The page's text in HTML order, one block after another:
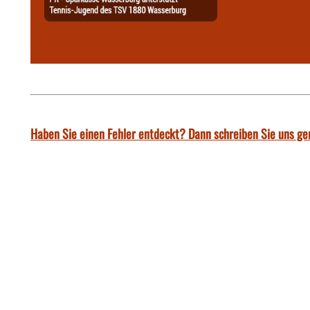
Haben Sie einen Fehler entdeckt? Dann schreiben Sie uns